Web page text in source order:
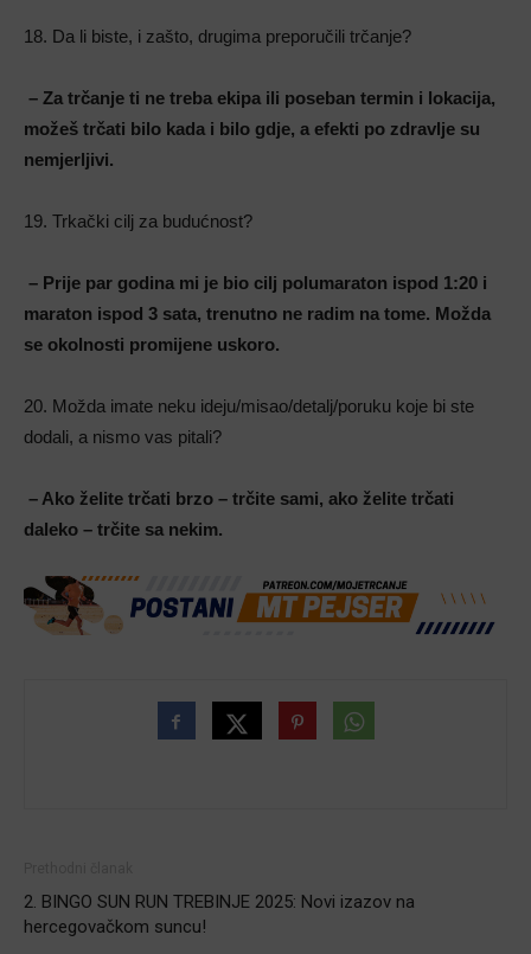
18. Da li biste, i zašto, drugima preporučili trčanje?
– Za trčanje ti ne treba ekipa ili poseban termin i lokacija,
možeš trčati bilo kada i bilo gdje, a efekti po zdravlje su
nemjerljivi.
19. Trkački cilj za budućnost?
– Prije par godina mi je bio cilj polumaraton ispod 1:20 i
maraton ispod 3 sata, trenutno ne radim na tome. Možda
se okolnosti promijene uskoro.
20. Možda imate neku ideju/misao/detalj/poruku koje bi ste
dodali, a nismo vas pitali?
– Ako želite trčati brzo – trčite sami, ako želite trčati
daleko – trčite sa nekim.
2. BINGO SUN RUN TREBINJE 2025: Novi izazov na
hercegovačkom suncu!